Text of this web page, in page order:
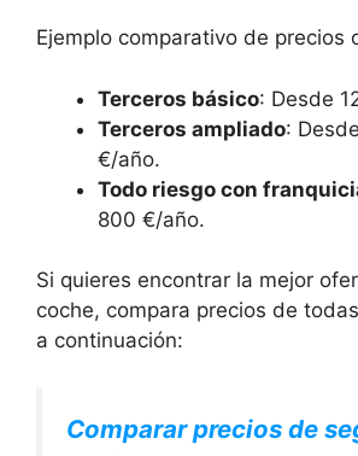
Ejemplo comparativo de precios
Terceros básico: Desde
Terceros ampliado:
€/año.
Todo riesgo con
800 €/año.
Si quieres encontrar la mejor
coche, compara precios de
a continuación:
Comparar precios de